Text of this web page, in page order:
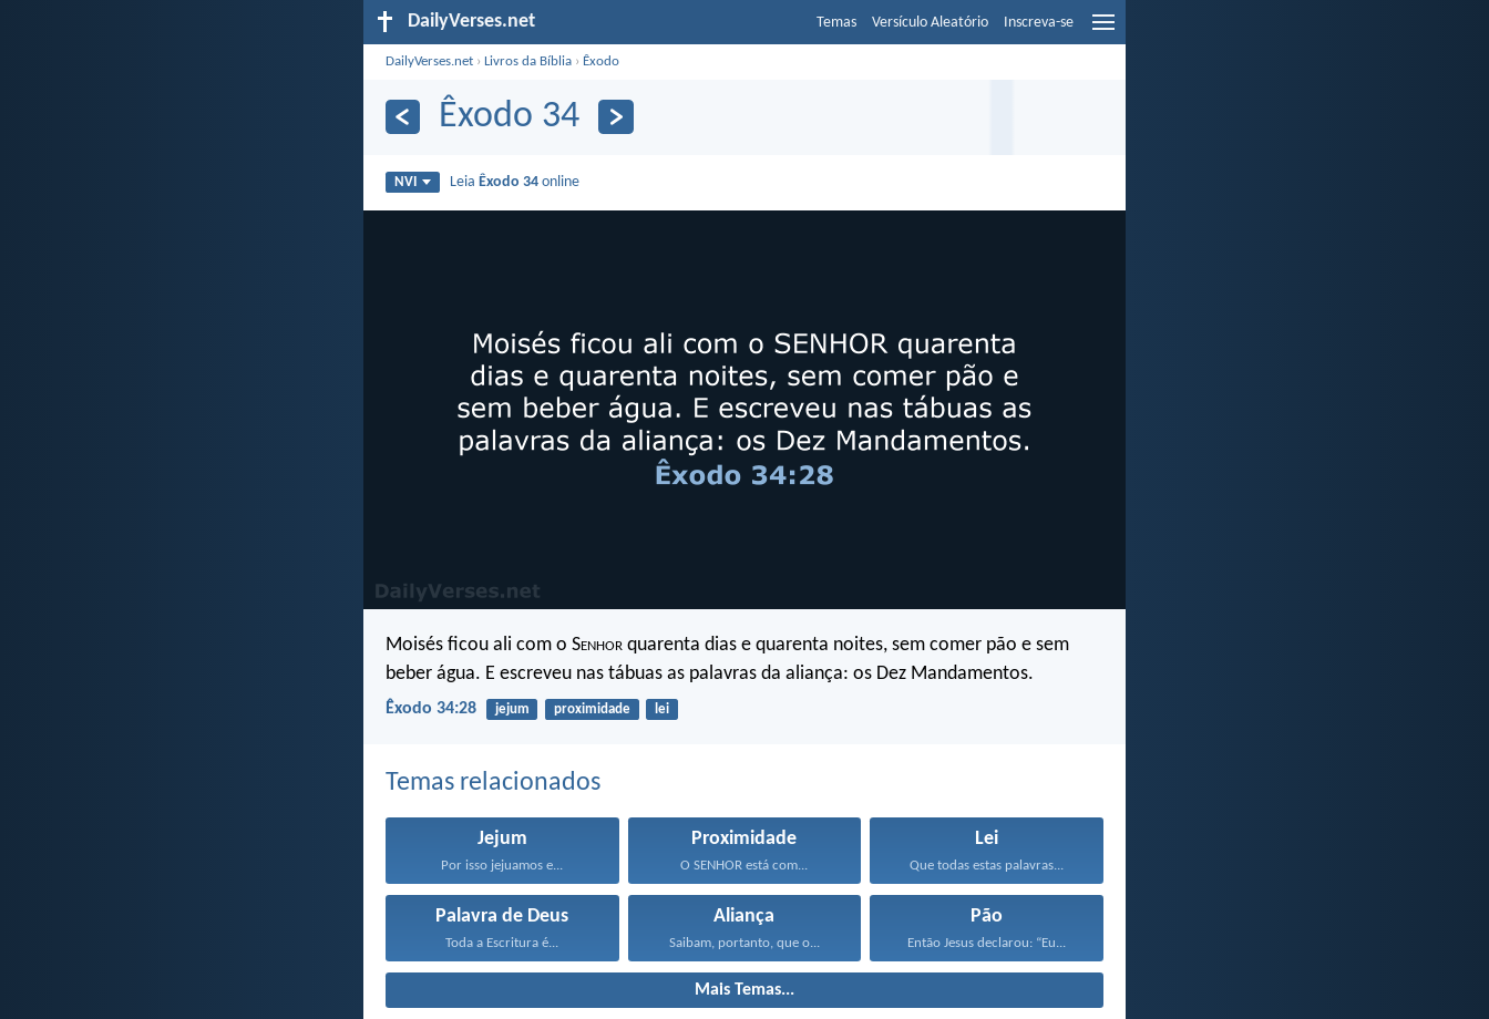
DailyVerses.net Temas Versículo Aleatório Inscreva-se
DailyVerses.net ›Livros da Bíblia › Êxodo
Êxodo 34
NVI Leia Êxodo 34 online
Moisés ficou ali com o Senhor quarenta dias e quarenta noites, sem comer pão e sem
beber água. E escreveu nas tábuas as palavras da aliança: os Dez Mandamentos.
Êxodo 34:28 jejum proximidade lei
Temas relacionados
Jejum
Por isso jejuamos e...
Proximidade
O SENHOR está com...
Lei
Que todas estas palavras...
Palavra de Deus
Toda a Escritura é...
Aliança
Saibam, portanto, que o...
Pão
Então Jesus declarou: “Eu...
Mais Temas...